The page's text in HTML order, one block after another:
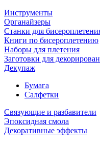
Инструменты
Органайзеры
Станки для
Книги по бисероплетению
Наборы для плетения
Заготовки для
Декупаж
Бумага
Салфетки
Связующие и разбавители
Эпоксидная смола
Декоративные эффекты